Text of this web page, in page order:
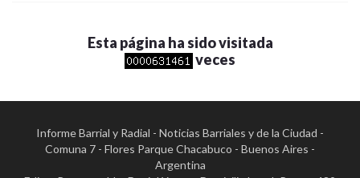
Esta página ha sido visitada
veces
Informe Barrial y Radial - Noticias Barriales y de la Ciudad -
Comuna 7 - Flores Parque Chacabuco - Buenos Aires -
Argentina